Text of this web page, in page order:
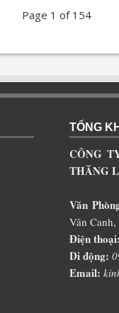
Page 1 of 154
TỔNG
CÔNG
THĂNG
Văn
Vân
Điện thoại:
Di động:
Email: